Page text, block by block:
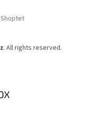
. All rights reserved.